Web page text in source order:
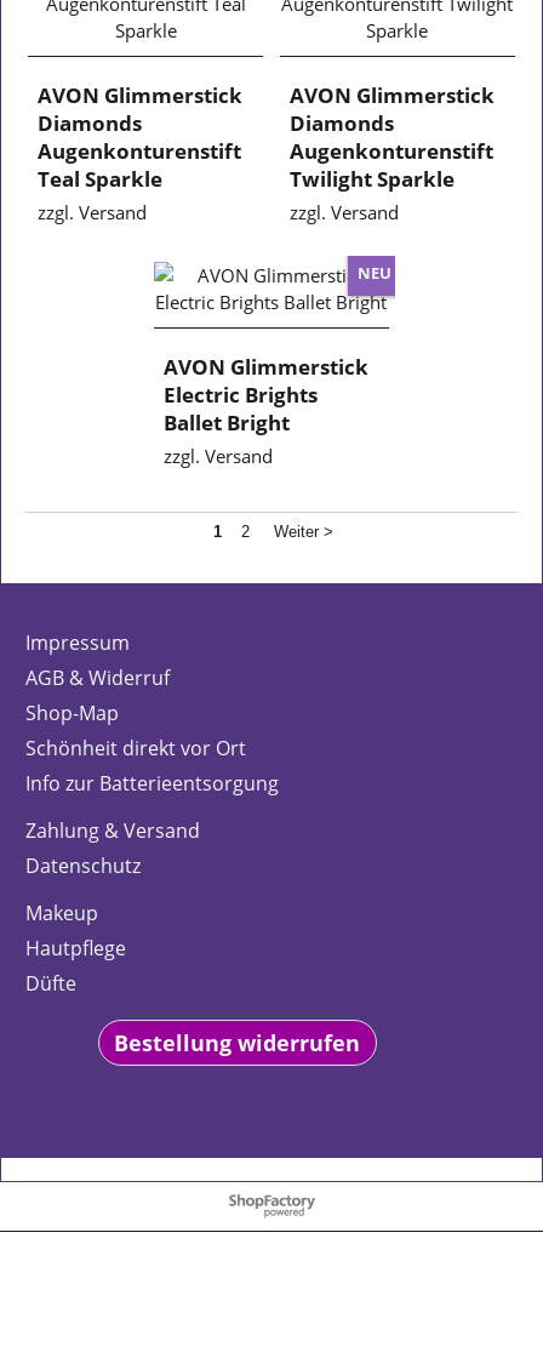
AVON Glimmerstick
Diamonds
Augenkonturenstift
Teal Sparkle
zzgl. Versand
AVON Glimmerstick
Diamonds
Augenkonturenstift
Twilight Sparkle
zzgl. Versand
NEU
AVON Glimmerstick
Electric Brights
Ballet Bright
zzgl. Versand
1 2 Weiter >
Impressum
AGB & Widerruf
Shop-Map
Schönheit direkt vor Ort
Info zur Batterieentsorgung
Zahlung & Versand
Datenschutz
Makeup
Hautpflege
Düfte
Bestellung widerrufen
WebShop erstellt mit
ShopFactory Shop